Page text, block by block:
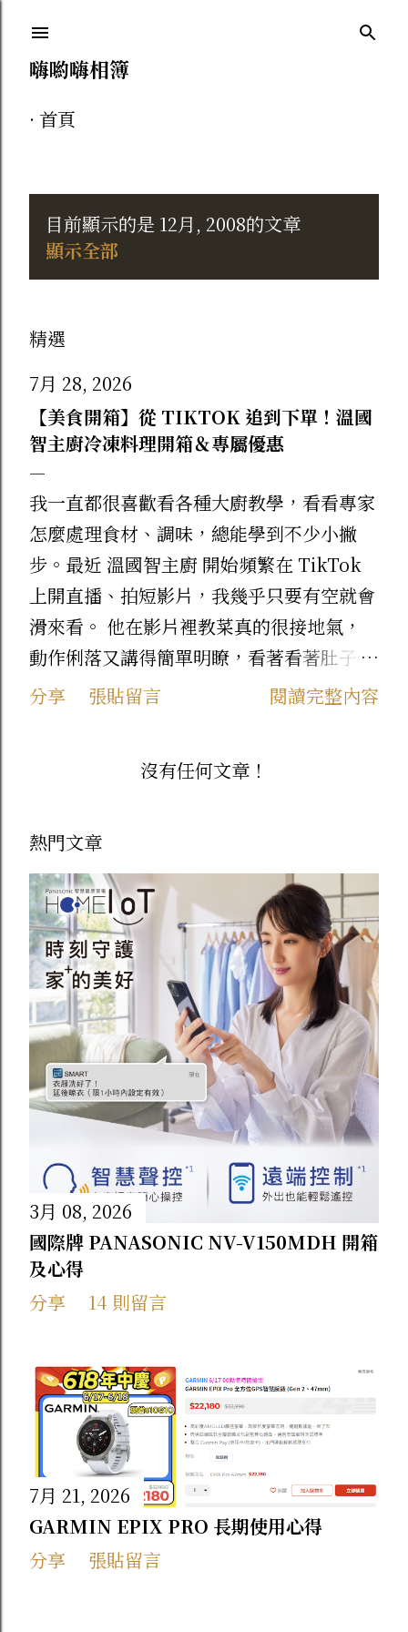
嗨喲嗨相簿
首頁
發
表
章
目前顯示的是 12月, 2008的文章
顯示全部
精選
7月 28, 2026
【美食開箱】從 TIKTOK 追到下單！溫國
智主廚冷凍料理開箱＆專屬優惠
我一直都很喜歡看各種大廚教學，看看專家
怎麼處理食材、調味，總能學到不少小撇
步。最近 溫國智主廚 開始頻繁在 TikTok
上開直播、拍短影片，我幾乎只要有空就會
滑來看。 他在影片裡教菜真的很接地氣，
動作俐落又講得簡單明瞭，看著看著肚子不
自覺就餓了。看久了真的忍不住，乾脆直接
美食： 1. 料多實在！【地道港式蘿蔔糕】
超想吃，收到後一開箱真的沒讓人失望！
真材實料看的見 ：裡面用了在地新鮮白蘿
蔔、台灣前腿豬肉、香氣濃郁的紅蔥頭，還
有嚴選的金鉤蝦跟香菇。 外酥內綿 ：下鍋
用小火慢慢煎到兩面金黃，外皮酥脆、裡面
依然保留蘿蔔的清甜與綿密感，每一口都吃
得到滿滿的料！不管是拿來當早餐還是宵夜
都超級滿足。 2. 飽滿多汁！【家傳水餃
姐】（高麗菜／韭菜） 水餃絕對是家家戶
戶冰箱的常備救星，主廚這款水餃主打皮 Q
餡飽滿，吃起來真的跟外面一般冷凍水餃不
一樣。 高麗菜豬肉 ：高麗菜清甜爽口，搭
配新鮮豬肉餡，紮實多汁沒有肉騷味。 韭
菜豬肉 ：韭菜香氣非常濃郁，跟豬肉的油
脂比例拿捏得剛剛好，香氣十足！ 平時下
班回家懶得大費周章煮飯，水滾煮個幾分鐘
專屬代碼享折扣！ 如果你也跟我一樣常看
溫主廚的短影片、想親自嚐嚐星級主廚的手
藝，結帳時記得填寫我的專屬代碼，或是直
接點下面的連結進去選購唷！ 專屬推薦代
碼 ： CTLSEFHS 專屬購物連結 ： 👉 點我
直接前往溫國智主廚官網選購 看著教學影
片，冰箱裡又有主廚做好的美味料理，簡單
分享 張貼留言 閱讀完整內容
沒有任何文章！
熱門文章
3月 08, 2026
國際牌 PANASONIC NV-V150MDH 開箱
及心得
分享
14 則留言
7月 21, 2026
GARMIN EPIX PRO 長期使用心得
分享
張貼留言